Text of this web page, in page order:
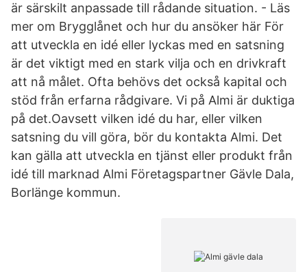
är särskilt anpassade till rådande situation. - Läs
mer om Brygglånet och hur du ansöker här För
att utveckla en idé eller lyckas med en satsning
är det viktigt med en stark vilja och en drivkraft
att nå målet. Ofta behövs det också kapital och
stöd från erfarna rådgivare. Vi på Almi är duktiga
på det.Oavsett vilken idé du har, eller vilken
satsning du vill göra, bör du kontakta Almi. Det
kan gälla att utveckla en tjänst eller produkt från
idé till marknad Almi Företagspartner Gävle Dala,
Borlänge kommun.